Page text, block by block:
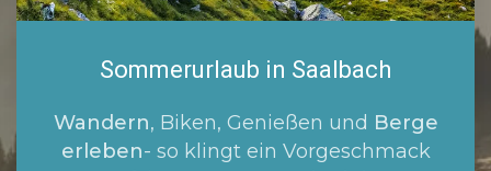
Sommerurlaub in Saalbach
Wandern, Biken, Genießen und Berge
erleben- so klingt ein Vorgeschmack